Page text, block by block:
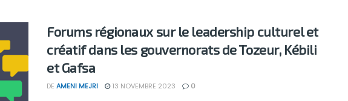
Forums régionaux sur le leadership culturel et
créatif dans les gouvernorats de Tozeur, Kébili
et Gafsa
DE AMENI MEJRI 13 NOVEMBRE 2023 0